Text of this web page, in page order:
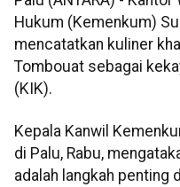
Hukum (Kemenkum)
mencatatkan kuliner
Tombouat sebagai
(KIK).
Kepala Kanwil
di Palu, Rabu,
adalah langkah penting